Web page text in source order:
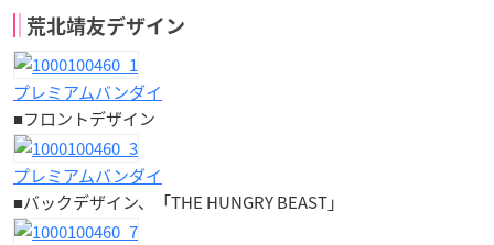
荒北靖友デザイン
プレミアムバンダイ
■フロントデザイン
プレミアムバンダイ
■バックデザイン、「THE HUNGRY BEAST」